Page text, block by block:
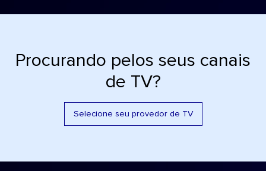
Procurando pelos seus canais
de TV?
Selecione seu provedor de TV